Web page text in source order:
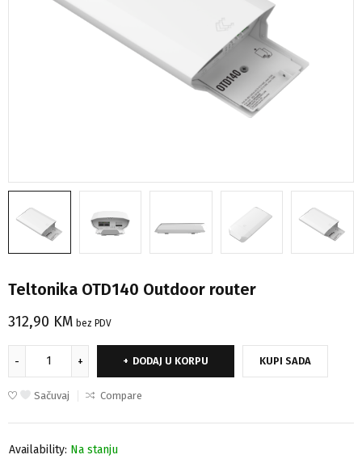
Teltonika OTD140 Outdoor router
312,90 KM bez PDV
DODAJ U KORPU KUPI SADA
Sačuvaj Compare
Availability: Na stanju